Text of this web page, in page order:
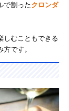
で割ったクロンダ
しむこともできる
です。